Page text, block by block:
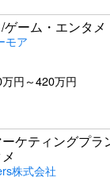
ゲーム・エンタメ
モア
円～420万円
ケティングプラ
株式会社